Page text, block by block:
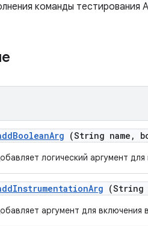
команды тестирования
BooleanArg (String name ,
логический аргумент
InstrumentationArg (String
аргумент для включения